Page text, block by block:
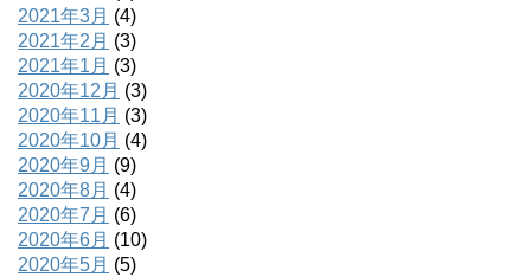
2021年3月 (4)
2021年2月 (3)
2021年1月 (3)
2020年12月 (3)
2020年11月 (3)
2020年10月 (4)
2020年9月 (9)
2020年8月 (4)
2020年7月 (6)
2020年6月 (10)
2020年5月 (5)